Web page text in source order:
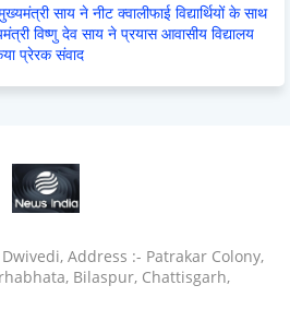
साय ने नीट क्वालीफाई विद्यार्थियों के साथ
विष्णु देव साय ने प्रयास आवासीय विद्यालय
प्रेरक संवाद
Address :- Patrakar Colony,
Bilaspur, Chattisgarh,